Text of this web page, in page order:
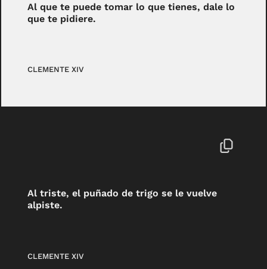
Al que te puede tomar lo que tienes, dale lo
que te pidiere.
CLEMENTE XIV
Al triste, el puñado de trigo se le vuelve
alpiste.
CLEMENTE XIV